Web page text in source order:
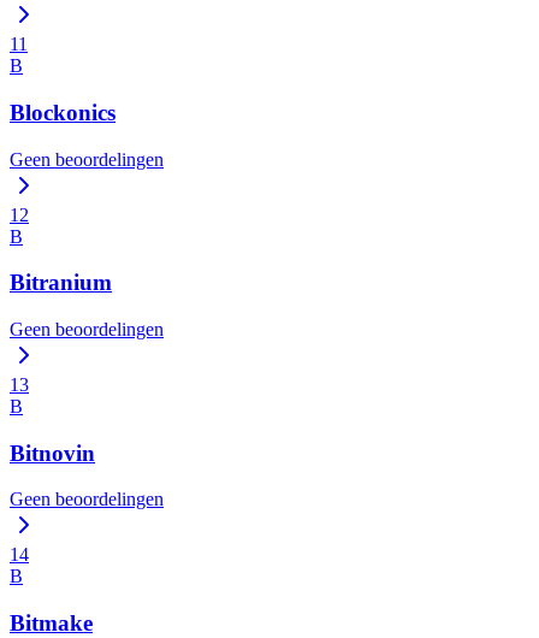
11
B
Blockonics
Geen beoordelingen
12
B
Bitranium
Geen beoordelingen
13
B
Bitnovin
Geen beoordelingen
14
B
Bitmake